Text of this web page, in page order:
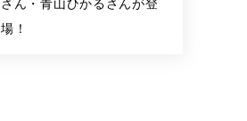
さん・青山ひかるさんが登
場！